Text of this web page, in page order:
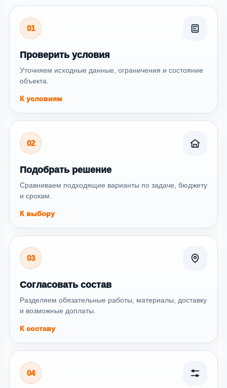
01
Проверить условия
Уточняем исходные данные, ограничения и состояние
объекта.
К условиям
02
Подобрать решение
Сравниваем подходящие варианты по задаче, бюджету
и срокам.
К выбору
03
Согласовать состав
Разделяем обязательные работы, материалы, доставку
и возможные доплаты.
К составу
04